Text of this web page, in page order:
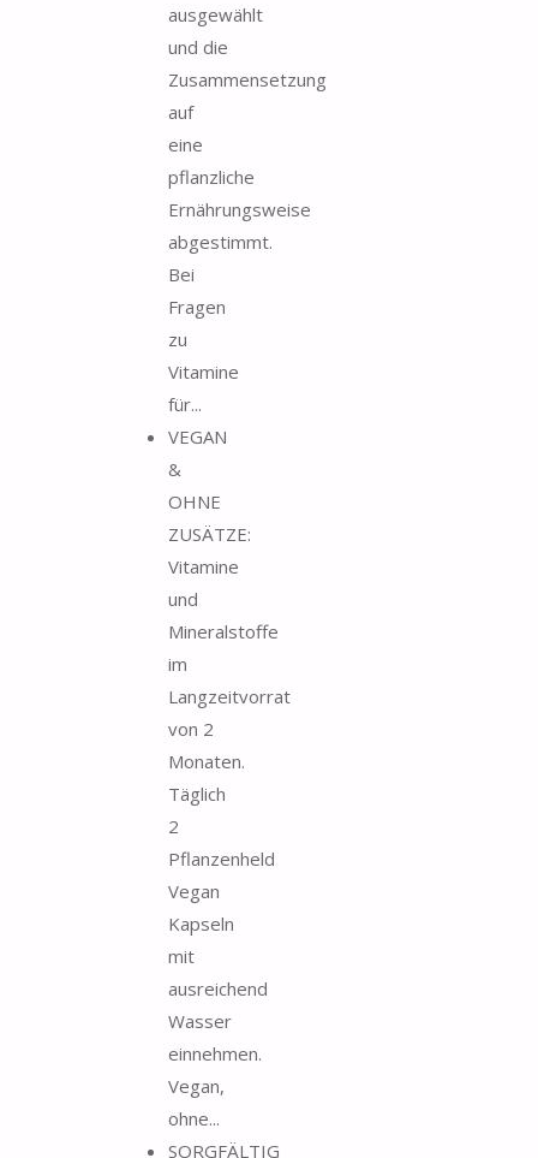
ausgewählt
und die
Zusammensetzung
auf
eine
pflanzliche
Ernährungsweise
abgestimmt.
Bei
Fragen
zu
Vitamine
für...
VEGAN
&
OHNE
ZUSÄTZE:
Vitamine
und
Mineralstoffe
im
Langzeitvorrat
von 2
Monaten.
Täglich
2
Pflanzenheld
Vegan
Kapseln
mit
ausreichend
Wasser
einnehmen.
Vegan,
ohne...
SORGFÄLTIG